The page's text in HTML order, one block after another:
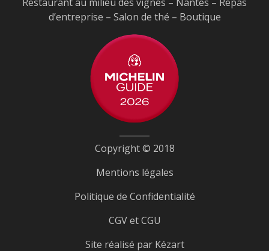
d’entreprise – Salon de thé – Boutique
Copyright © 2018
Mentions légales
Politique de Confidentialité
CGV et CGU
Site réalisé par Kézart